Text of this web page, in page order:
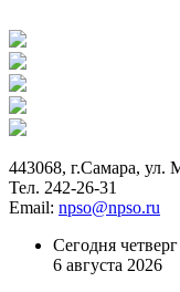
443068, г.Самара, ул.
Тел. 242-26-31
Email: npso@npso.ru
Сегодня четверг
6 августа 2026